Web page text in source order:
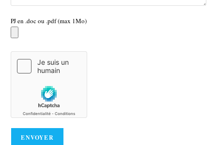
PJ en .doc ou .pdf (max 1Mo)